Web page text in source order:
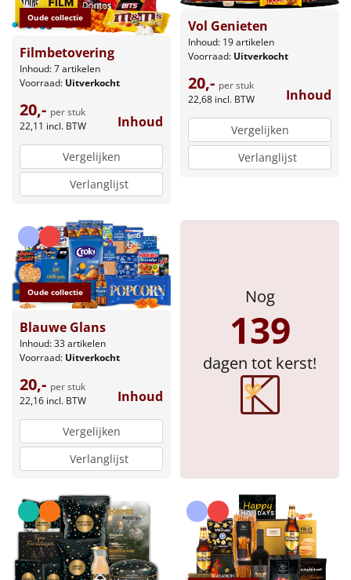
Slowcooker POPULAIR
Noodradio NIEUW
Deken (fleece plaid)
Alle artikelen
Overige
Ideeën
Personeel
Doe het zelf
Sinterklaaspakketten
Particulier
Kerstgeschenken 2026
Relatiegeschenken
Cadeaubon
Per stuk
Alle overige
Oude collectie
Filmbetovering
Inhoud: 7 artikelen
Voorraad: Uitverkocht
20,- per stuk
22,11 incl. BTW Inhoud
Vergelijken
Verlanglijst
Vol Genieten
Inhoud: 19 artikelen
Voorraad: Uitverkocht
20,- per stuk
22,68 incl. BTW Inhoud
Vergelijken
Verlanglijst
Oude collectie
Blauwe Glans
Inhoud: 33 artikelen
Voorraad: Uitverkocht
20,- per stuk
22,16 incl. BTW Inhoud
Vergelijken
Verlanglijst
Nog
139
dagen tot kerst!